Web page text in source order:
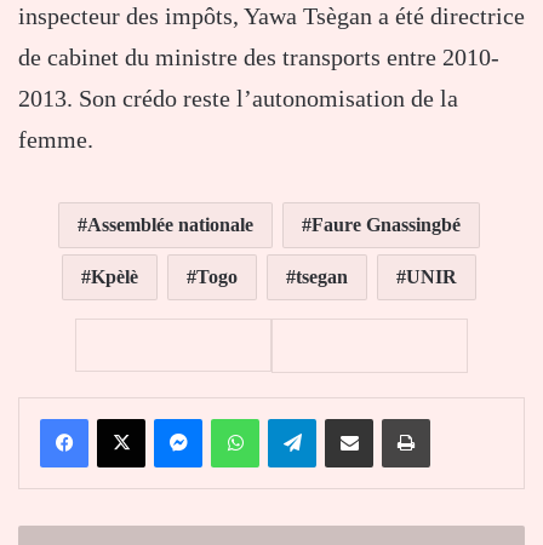
inspecteur des impôts, Yawa Tsègan a été directrice
de cabinet du ministre des transports entre 2010-
2013. Son crédo reste l’autonomisation de la
femme.
Assemblée nationale Faure Gnassingbé
Kpèlè Togo tsegan UNIR
FacebookX MessengerWhatsAppTelegramPartager par email Imprimer